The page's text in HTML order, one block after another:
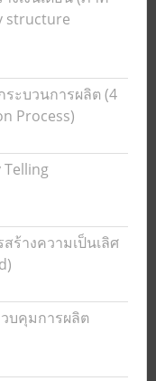
structure
ระบวนการผลิต (4
Process)
Telling
ร้างความเป็นเลิศ
บคุมการผลิต